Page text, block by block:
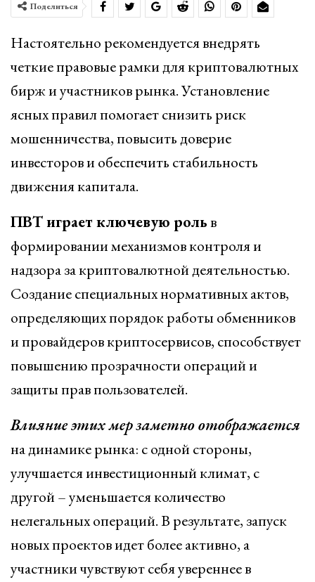
Поделиться
Настоятельно рекомендуется внедрять
четкие правовые рамки для криптовалютных
бирж и участников рынка. Установление
ясных правил помогает снизить риск
мошенничества, повысить доверие
инвесторов и обеспечить стабильность
движения капитала.
ПВТ играет ключевую рольв
формировании механизмов контроля и
надзора за криптовалютной деятельностью.
Создание специальных нормативных актов,
определяющих порядок работы обменников
и провайдеров криптосервисов, способствует
повышению прозрачности операций и
защиты прав пользователей.
Влияние этих мер заметно отображается
на динамике рынка: с одной стороны,
улучшается инвестиционный климат, с
другой – уменьшается количество
нелегальных операций. В результате, запуск
новых проектов идет более активно, а
участники чувствуют себя увереннее в